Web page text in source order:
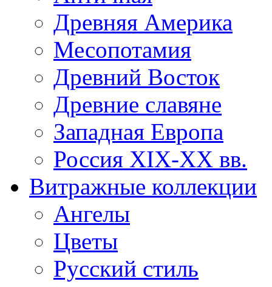
Древняя Америка
Месопотамия
Древний Восток
Древние славяне
Западная Европа
Россия XIX-XX вв.
Витражные коллекции
Ангелы
Цветы
Русский стиль